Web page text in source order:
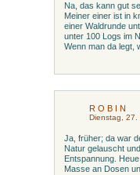
Na, das kann gut
Meiner einer ist in
einer Waldrunde
unter 100 Logs im
Wenn man da legt,
R O B I N
Dienstag, 27.
Ja, früher; da war
Natur gelauscht
Entspannung.
Masse an Dosen